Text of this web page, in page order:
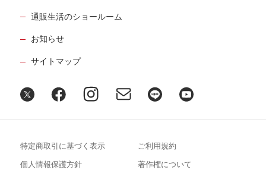
通販生活のショールーム
お知らせ
サイトマップ
特定商取引に基づく表示 ご利用規約
個人情報保護方針 著作権について